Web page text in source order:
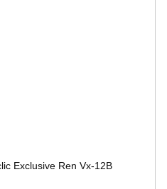
Exclusive Ren Vx-12B